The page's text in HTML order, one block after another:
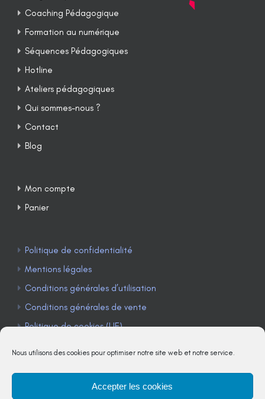
Nous utilisons des cookies pour optimiser notre site web et notre service.
Accepter les cookies
Coaching Pédagogique
Formation au numérique
Séquences Pédagogiques
Hotline
Ateliers pédagogiques
Qui sommes-nous ?
Contact
Blog
Mon compte
Panier
Politique de confidentialité
Mentions légales
Conditions générales d’utilisation
Conditions générales de vente
Politique de cookies (UE)